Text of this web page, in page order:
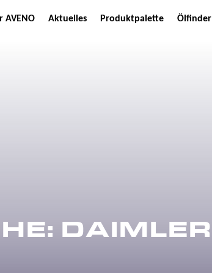
AVENO Aktuelles Produktpalette Ölfinder
DAIMLER